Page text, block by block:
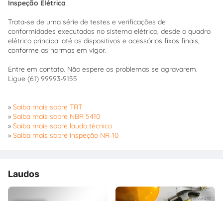
Inspeção Elétrica
Trata-se de uma série de testes e verificações de
conformidades executados no sistema elétrico, desde o quadro
elétrico principal até os dispositivos e acessórios fixos finais,
conforme as normas em vigor.
Entre em contato. Não espere os problemas se agravarem.
Ligue (61) 99993-9155
» Saiba mais sobre TRT
» Saiba mais sobre NBR 5410
» Saiba mais sobre laudo técnico
» Saiba mais sobre inspeção NR-10
Laudos